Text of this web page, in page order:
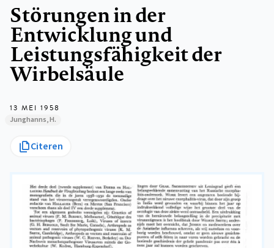
Störungen in der
Entwicklung und
Leistungsfähigkeit der
Wirbelsäule
13 MEI 1958
Junghanns, H.
Citeren